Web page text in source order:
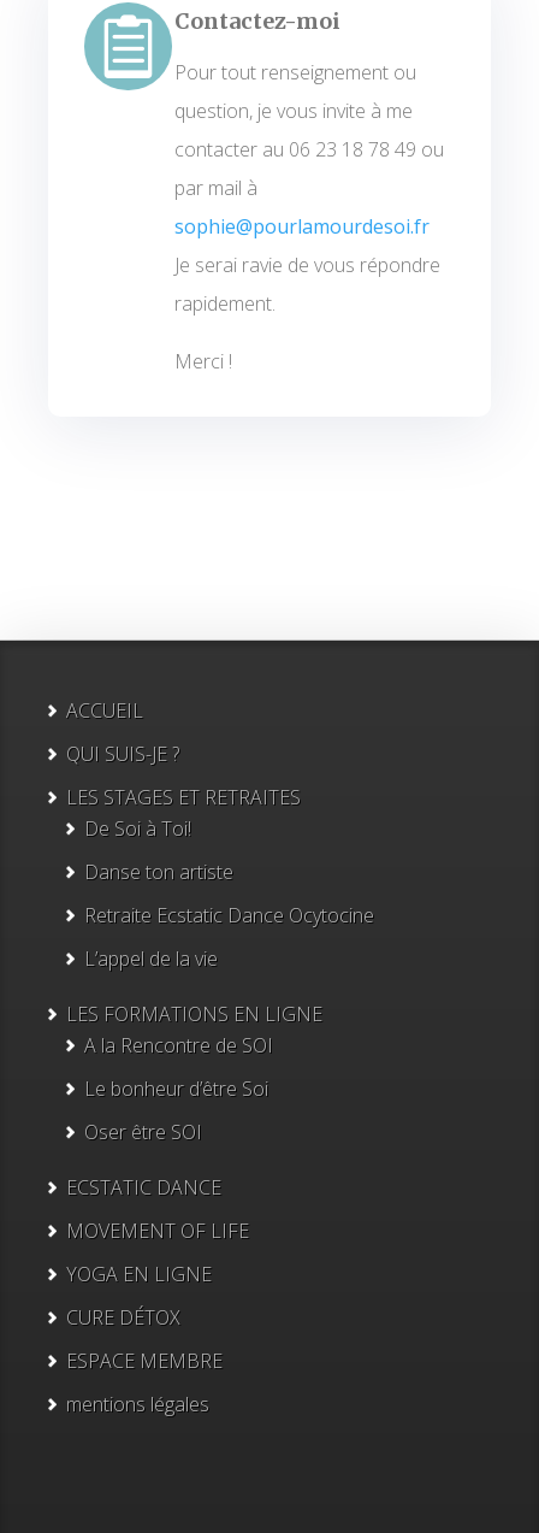
 Contactez-moi
Pour tout renseignement ou
question, je vous invite à me
contacter au 06 23 18 78 49 ou
par mail à
sophie@pourlamourdesoi.fr
Je serai ravie de vous répondre
rapidement.
Merci !
ACCUEIL
QUI SUIS-JE ?
LES STAGES ET RETRAITES
De Soi à Toi!
Danse ton artiste
Retraite Ecstatic Dance Ocytocine
L’appel de la vie
LES FORMATIONS EN LIGNE
A la Rencontre de SOI
Le bonheur d’être Soi
Oser être SOI
ECSTATIC DANCE
MOVEMENT OF LIFE
YOGA EN LIGNE
CURE DÉTOX
ESPACE MEMBRE
mentions légales